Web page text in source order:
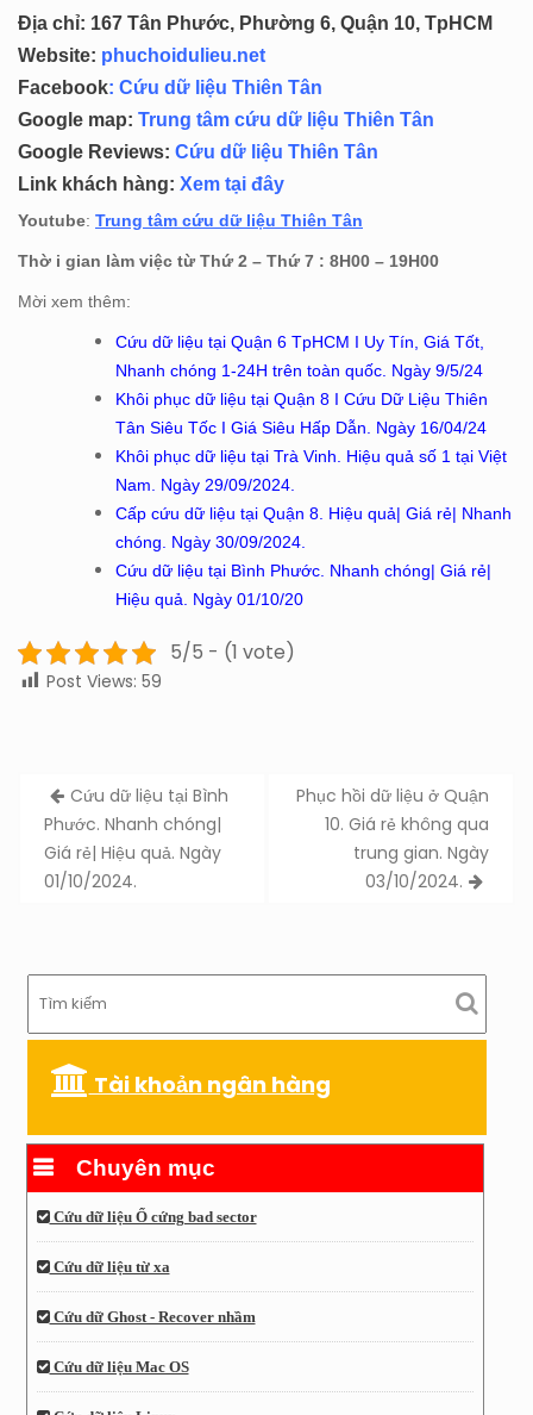
Địa chỉ: 167 Tân Phước, Phường 6, Quận 10, TpHCM
Website: phuchoidulieu.net
Facebook: Cứu dữ liệu Thiên Tân
Google map: Trung tâm cứu dữ liệu Thiên Tân
Google Reviews: Cứu dữ liệu Thiên Tân
Link khách hàng: Xem tại đây
Youtube: Trung tâm cứu dữ liệu Thiên Tân
Thờ i gian làm việc từ Thứ 2 – Thứ 7 : 8H00 – 19H00
Mời xem thêm:
Cứu dữ liệu tại Quận 6 TpHCM I Uy Tín, Giá Tốt,
Nhanh chóng 1-24H trên toàn quốc. Ngày 9/5/24
Khôi phục dữ liệu tại Quận 8 I Cứu Dữ Liệu Thiên
Tân Siêu Tốc I Giá Siêu Hấp Dẫn. Ngày 16/04/24
Khôi phục dữ liệu tại Trà Vinh. Hiệu quả số 1 tại Việt
Nam. Ngày 29/09/2024.
Cấp cứu dữ liệu tại Quận 8. Hiệu quả| Giá rẻ| Nhanh
chóng. Ngày 30/09/2024.
Cứu dữ liệu tại Bình Phước. Nhanh chóng| Giá rẻ|
Hiệu quả. Ngày 01/10/20
5/5 - (1 vote)
Post Views: 59
Post
navigation
Cứu dữ liệu tại Bình
Phước. Nhanh chóng|
Giá rẻ| Hiệu quả. Ngày
01/10/2024.
Phục hồi dữ liệu ở Quận
10. Giá rẻ không qua
trung gian. Ngày
03/10/2024.
Tài khoản ngân hàng
Chuyên mục
Cứu dữ liệu Ổ cứng bad sector
Cứu dữ liệu từ xa
Cứu dữ Ghost - Recover nhầm
Cứu dữ liệu Mac OS